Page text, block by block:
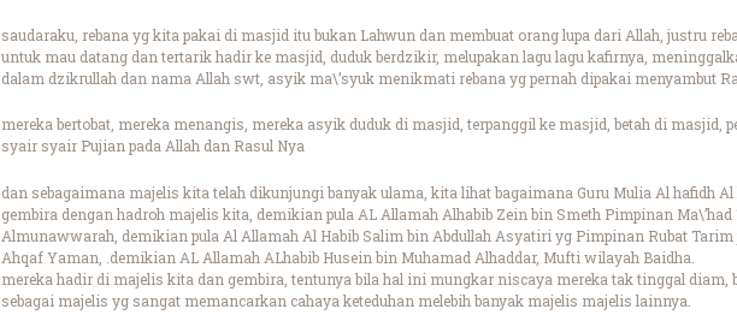
saudaraku, rebana yg kita pakai di masjid itu bukan Lahwun dan membuat orang lupa dari Allah, justru
untuk mau datang dan tertarik hadir ke masjid, duduk berdzikir, melupakan lagu lagu kafirnya,
dalam dzikrullah dan nama Allah swt, asyik ma\’syuk menikmati rebana yg pernah dipakai menyambut
mereka bertobat, mereka menangis, mereka asyik duduk di masjid, terpanggil ke masjid, betah di masjid,
syair syair Pujian pada Allah dan Rasul Nya
dan sebagaimana majelis kita telah dikunjungi banyak ulama, kita lihat bagaimana Guru Mulia Al hafidh
gembira dengan hadroh majelis kita, demikian pula AL Allamah Alhabib Zein bin Smeth Pimpinan Ma\’had
Almunawwarah, demikian pula Al Allamah Al Habib Salim bin Abdullah Asyatiri yg Pimpinan Rubat
Ahqaf Yaman, .demikian AL Allamah ALhabib Husein bin Muhamad Alhaddar, Mufti wilayah Baidha.
mereka hadir di majelis kita dan gembira, tentunya bila hal ini mungkar niscaya mereka tak tinggal diam,
sebagai majelis yg sangat memancarkan cahaya keteduhan melebih banyak majelis majelis lainnya.